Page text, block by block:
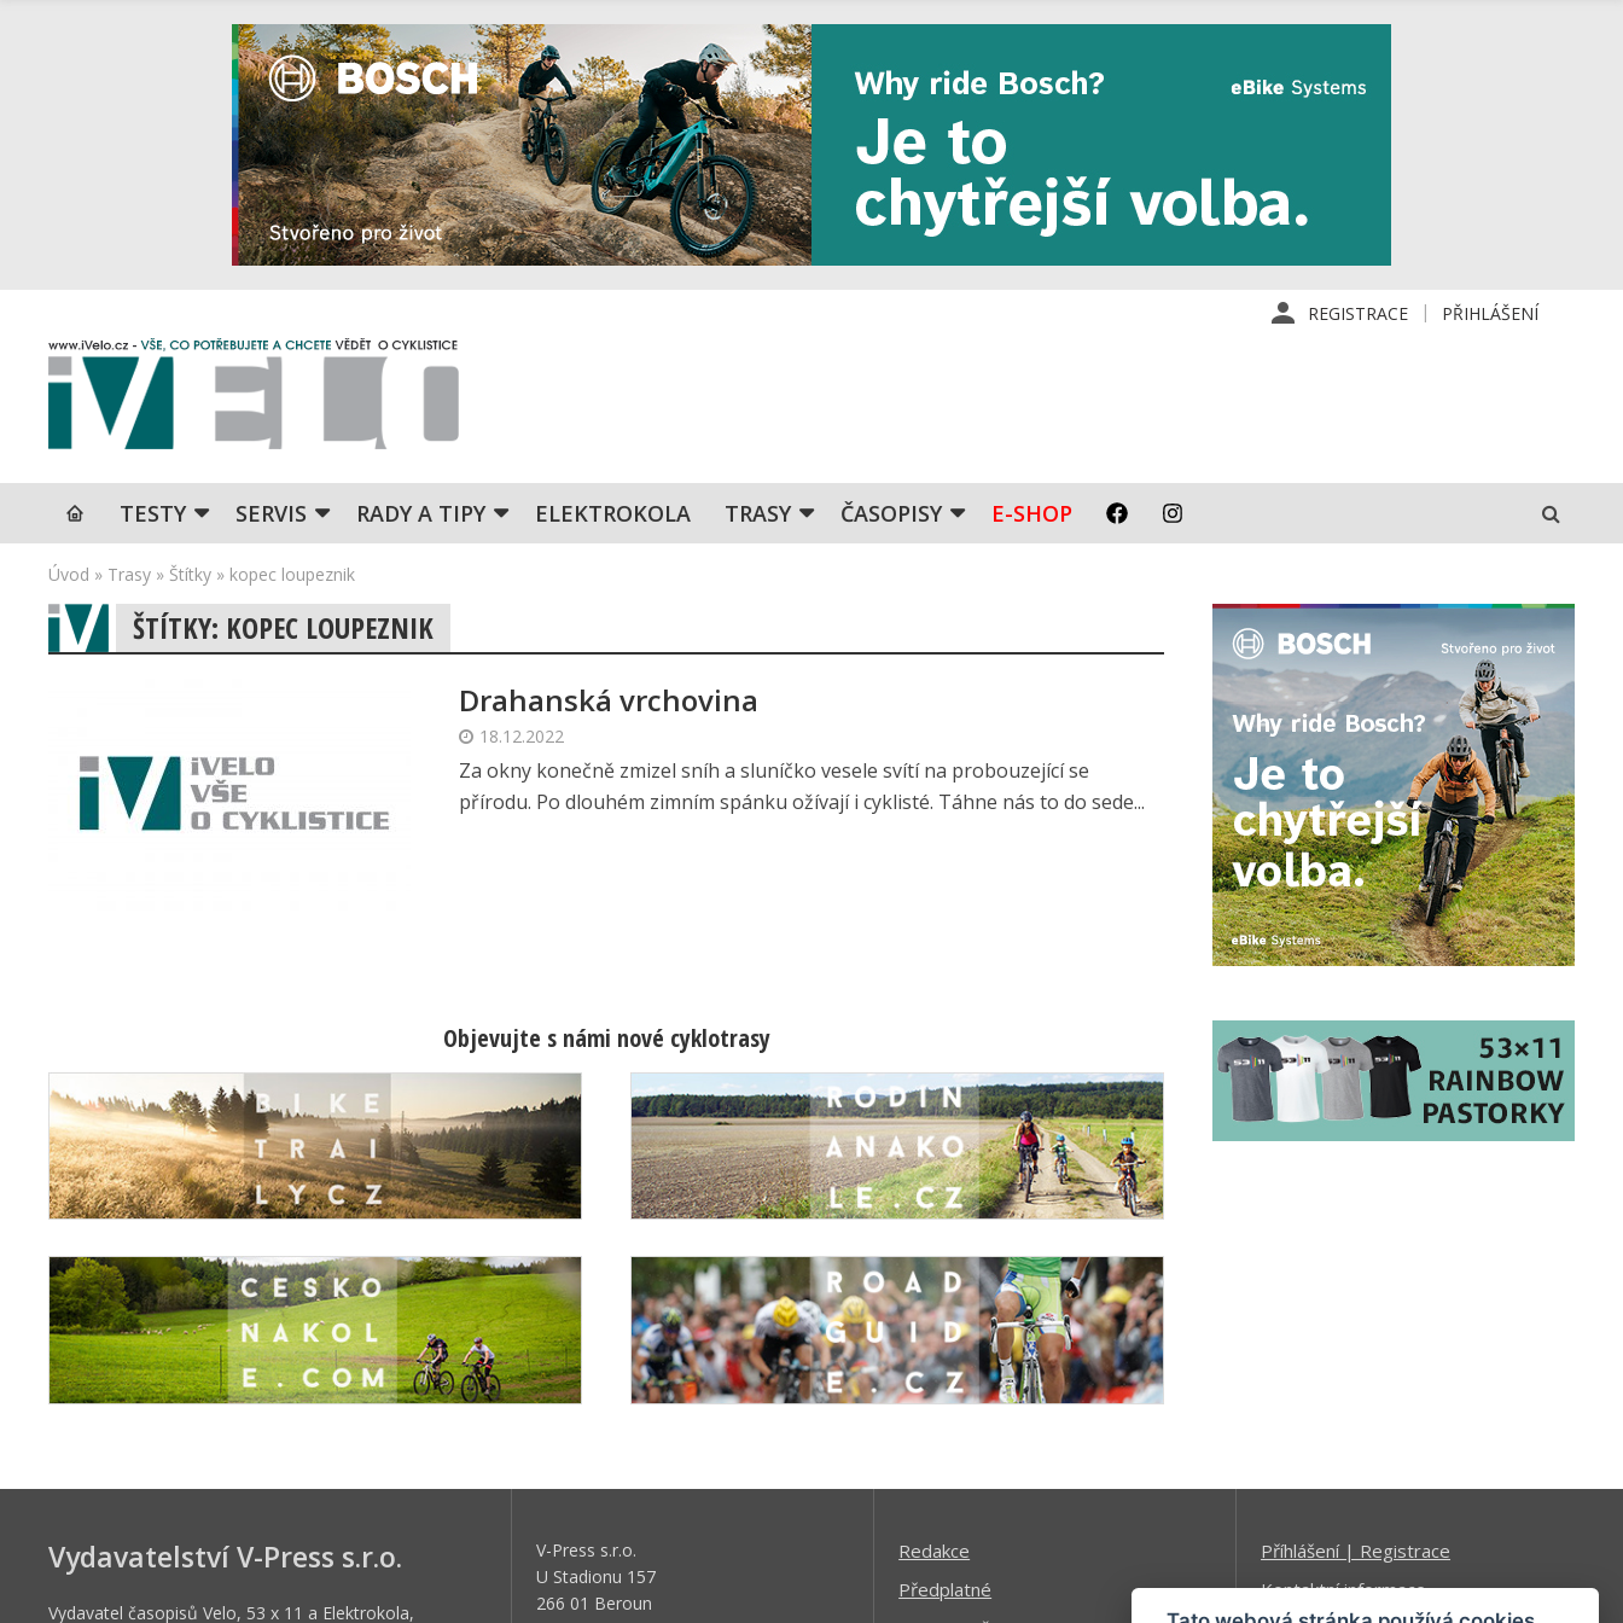
REGISTRACE PŘIHLÁŠENÍ
TESTY SERVIS RADY A TIPY ELEKTROKOLA TRASY ČASOPISY E-SHOP
Úvod » Trasy » Štítky » kopec loupeznik
ŠTÍTKY: KOPEC LOUPEZNIK
Drahanská vrchovina
18.12.2022
Za okny konečně zmizel sníh a sluníčko vesele svítí na probouzející se
přírodu. Po dlouhém zimním spánku ožívají i cyklisté. Táhne nás to do sede...
Objevujte s námi nové cyklotrasy
Vydavatelství V-Press s.r.o.
Vydavatel časopisů Velo, 53 x 11 a Elektrokola,
V-Press s.r.o.
U Stadionu 157
266 01 Beroun
Redakce
Předplatné
Příhlášení | Registrace
Kontaktní informace